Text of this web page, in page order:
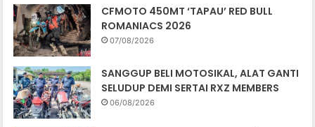
CFMOTO 450MT ‘TAPAU’ RED BULL
ROMANIACS 2026
07/08/2026
SANGGUP BELI MOTOSIKAL, ALAT GANTI
SELUDUP DEMI SERTAI RXZ MEMBERS
06/08/2026